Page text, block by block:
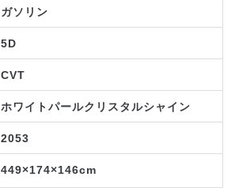
ガソリン
5D
CVT
ホワイトパールクリスタルシャイン
2053
449×174×146cm